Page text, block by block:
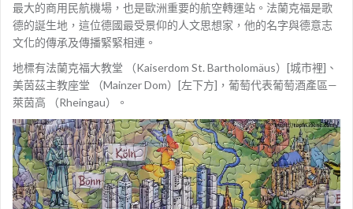
最大的商用民航機場，也是歐洲重要的航空轉運站。法蘭克福是歌
德的誕生地，這位德國最受景仰的人文思想家，他的名字與德意志
文化的傳承及傳播緊緊相連。
地標有法蘭克福大教堂 （Kaiserdom St. Bartholomäus）[城市裡]、
美茵茲主教座堂 （Mainzer Dom）[左下方]，葡萄代表葡萄酒產區—
萊茵高 （Rheingau）。